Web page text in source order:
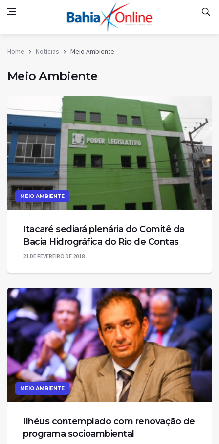
Home Notícias Meio Ambiente
Meio Ambiente
MEIO AMBIENTE
Itacaré sediará plenária do Comitê da
Bacia Hidrográfica do Rio de Contas
21 DE FEVEREIRO DE 2018
MEIO AMBIENTE
Ilhéus contemplado com renovação de
programa socioambiental